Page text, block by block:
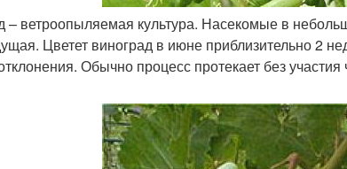
– ветроопыляемая культура. Насекомые в
Цветет виноград в июне приблизительно 2
Обычно процесс протекает без